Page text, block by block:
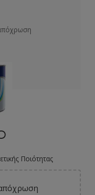
Ποιότητας
απόχρωση